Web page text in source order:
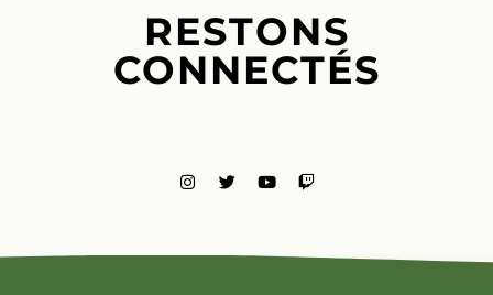
RESTONS
CONNECTÉS